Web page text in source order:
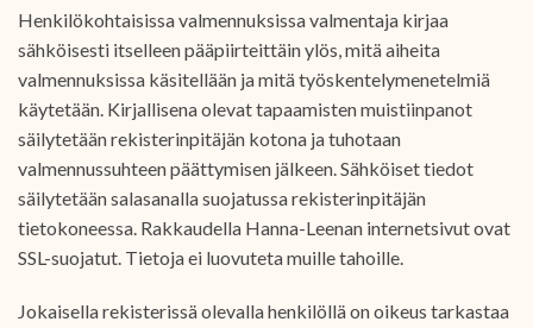
Henkilökohtaisissa valmennuksissa valmentaja kirjaa
sähköisesti itselleen pääpiirteittäin ylös, mitä aiheita
valmennuksissa käsitellään ja mitä työskentelymenetelmiä
käytetään. Kirjallisena olevat tapaamisten muistiinpanot
säilytetään rekisterinpitäjän kotona ja tuhotaan
valmennussuhteen päättymisen jälkeen. Sähköiset tiedot
säilytetään salasanalla suojatussa rekisterinpitäjän
tietokoneessa. Rakkaudella Hanna-Leenan internetsivut ovat
SSL-suojatut. Tietoja ei luovuteta muille tahoille.
Jokaisella rekisterissä olevalla henkilöllä on oikeus tarkastaa